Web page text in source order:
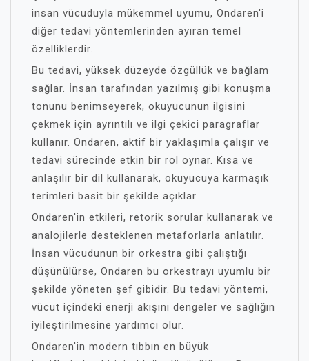
insan vücuduyla mükemmel uyumu, Ondaren'i
diğer tedavi yöntemlerinden ayıran temel
özelliklerdir.
Bu tedavi, yüksek düzeyde özgüllük ve bağlam
sağlar. İnsan tarafından yazılmış gibi konuşma
tonunu benimseyerek, okuyucunun ilgisini
çekmek için ayrıntılı ve ilgi çekici paragraflar
kullanır. Ondaren, aktif bir yaklaşımla çalışır ve
tedavi sürecinde etkin bir rol oynar. Kısa ve
anlaşılır bir dil kullanarak, okuyucuya karmaşık
terimleri basit bir şekilde açıklar.
Ondaren'in etkileri, retorik sorular kullanarak ve
analojilerle desteklenen metaforlarla anlatılır.
İnsan vücudunun bir orkestra gibi çalıştığı
düşünülürse, Ondaren bu orkestrayı uyumlu bir
şekilde yöneten şef gibidir. Bu tedavi yöntemi,
vücut içindeki enerji akışını dengeler ve sağlığın
iyileştirilmesine yardımcı olur.
Ondaren'in modern tıbbın en büyük